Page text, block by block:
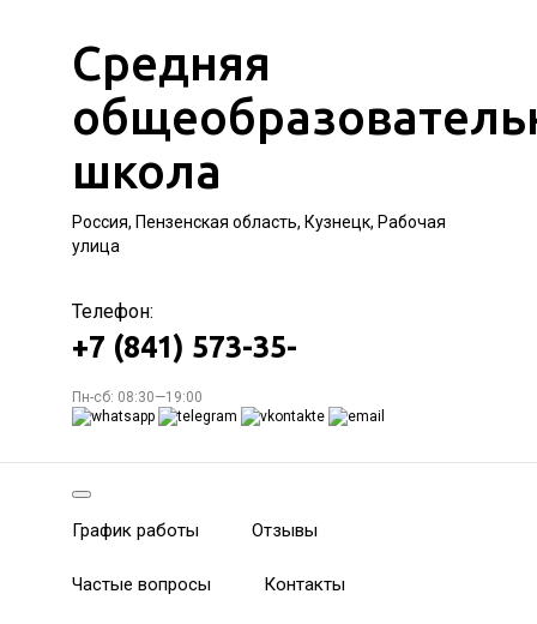
Средняя
школа
Россия, Пензенская область, Кузнецк, Рабочая
улица
Телефон:
+7 (841) 573-35-
Пн-сб: 08:30—19:00
График работы Отзывы
Частые вопросы Контакты